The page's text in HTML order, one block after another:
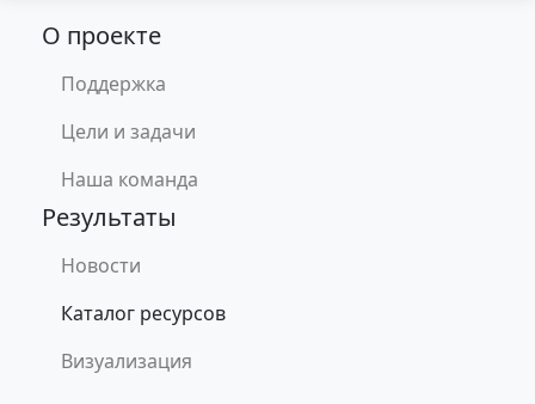
Основная навигация
О проекте
Поддержка
Цели и задачи
Наша команда
Результаты
Новости
Каталог ресурсов
Визуализация